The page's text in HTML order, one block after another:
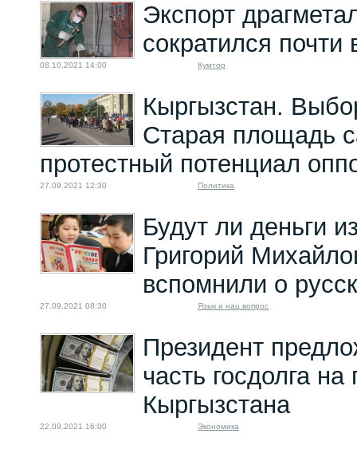
Экспорт
сократился почти
08.10.2021 14:00 Кумтор
Кыргызстан.
Старая площадь
протестный потенциал
27.09.2021 12:30 Политика
Будут ли деньги
Григорий
вспомнили о
27.09.2021 08:30 Язык и нац.вопрос
Президент
часть госдолга
Кыргызстана
22.09.2021 16:00 Экономика